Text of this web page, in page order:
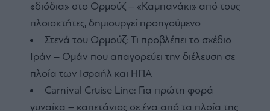
«διόδια» στο Ορμούζ – «Καμπανάκι» από τους
πλοιοκτήτες, δημιουργεί προηγούμενο
Στενά του Ορμούζ: Τι προβλέπει το σχέδιο
Ιράν – Ομάν που απαγορεύει την διέλευση σε
πλοία των Ισραήλ και ΗΠΑ
Carnival Cruise Line: Για πρώτη φορά
γυναίκα – καπετάνιος σε ένα από τα πλοία της